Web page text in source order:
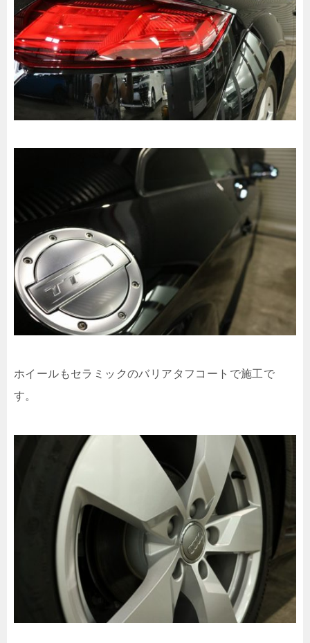
ホイールもセラミックのバリアタフコートで施工で
す。